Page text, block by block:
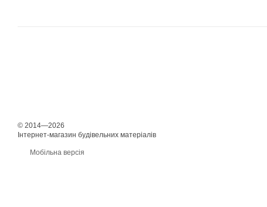
© 2014—2026
Інтернет-магазин будівельних матеріалів
Мобільна версія